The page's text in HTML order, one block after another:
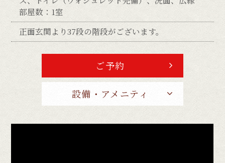
部屋数：1室
正面玄関より37段の階段がございます。
ご予約
設備・アメニティ